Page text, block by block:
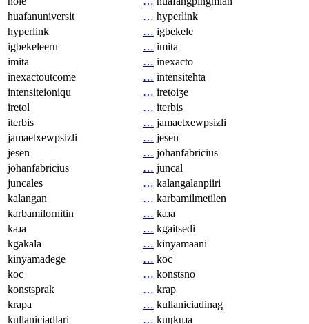
huafanuniversit
… hyperlink
hyperlink
… igbekele
igbekeleeru
… imita
imita
… inexacto
inexactoutcome
… intensitehta
intensiteioniqu
… iretoiʒe
iretol
… iterbis
iterbis
… jamaetxewpsizli
jamaetxewpsizli
… jesen
jesen
… johanfabricius
johanfabricius
… juncal
juncales
… kalangalanpiiri
kalangan
… karbamilmetilen
karbamilornitin
… kaɹa
kaɹa
… kgaitsedi
kgakala
… kinyamaani
kinyamadege
… koc
koc
… konstsno
konstsprak
… krap
krapa
… kullaniciadinag
kullaniciadlari
… kuŋkuɹa